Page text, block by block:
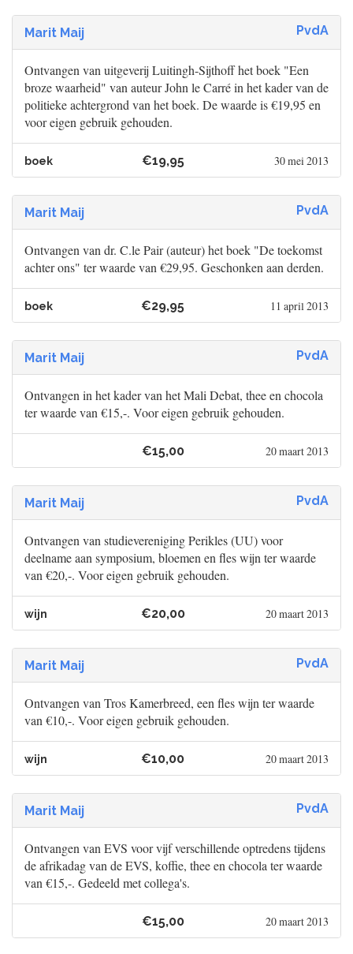
Marit Maij PvdA
Ontvangen van uitgeverij Luitingh-Sijthoff het boek "Een
broze waarheid" van auteur John le Carré in het kader van de
politieke achtergrond van het boek. De waarde is €19,95 en
voor eigen gebruik gehouden.
boek €19,95 30 mei 2013
Marit Maij PvdA
Ontvangen van dr. C.le Pair (auteur) het boek "De toekomst
achter ons" ter waarde van €29,95. Geschonken aan derden.
boek €29,95 11 april 2013
Marit Maij PvdA
Ontvangen in het kader van het Mali Debat, thee en chocola
ter waarde van €15,-. Voor eigen gebruik gehouden.
€15,00 20 maart 2013
Marit Maij PvdA
Ontvangen van studievereniging Perikles (UU) voor
deelname aan symposium, bloemen en fles wijn ter waarde
van €20,-. Voor eigen gebruik gehouden.
wijn €20,00 20 maart 2013
Marit Maij PvdA
Ontvangen van Tros Kamerbreed, een fles wijn ter waarde
van €10,-. Voor eigen gebruik gehouden.
wijn €10,00 20 maart 2013
Marit Maij PvdA
Ontvangen van EVS voor vijf verschillende optredens tijdens
de afrikadag van de EVS, koffie, thee en chocola ter waarde
van €15,-. Gedeeld met collega's.
€15,00 20 maart 2013